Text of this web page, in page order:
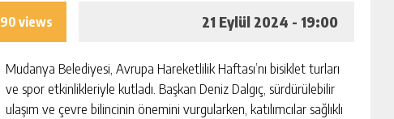
90 views 21 Eylül 2024 - 19:00
Mudanya Belediyesi, Avrupa Hareketlilik Haftası’nı bisiklet turları
ve spor etkinlikleriyle kutladı. Başkan Deniz Dalgıç, sürdürülebilir
ulaşım ve çevre bilincinin önemini vurgularken, katılımcılar sağlıklı